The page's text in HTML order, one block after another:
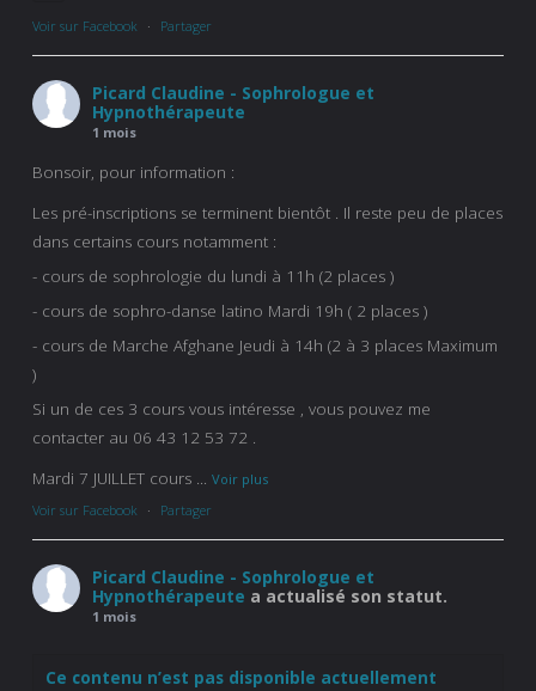
Voir sur Facebook · Partager
Picard Claudine - Sophrologue et
Hypnothérapeute
1 mois
Bonsoir, pour information :
Les pré-inscriptions se terminent bientôt . Il reste peu de places
dans certains cours notamment :
- cours de sophrologie du lundi à 11h (2 places )
- cours de sophro-danse latino Mardi 19h ( 2 places )
- cours de Marche Afghane Jeudi à 14h (2 à 3 places Maximum
)
Si un de ces 3 cours vous intéresse , vous pouvez me
contacter au 06 43 12 53 72 .
Mardi 7 JUILLET cours ... Voir plus
Voir sur Facebook · Partager
Picard Claudine - Sophrologue et
Hypnothérapeute a actualisé son statut.
1 mois
Ce contenu n’est pas disponible actuellement